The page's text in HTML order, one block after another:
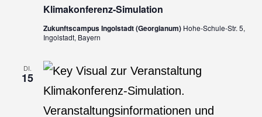
Klimakonferenz-Simulation
Zukunftscampus Ingolstadt (Georgianum) Hohe-Schule-Str. 5,
Ingolstadt, Bayern
DI.
15